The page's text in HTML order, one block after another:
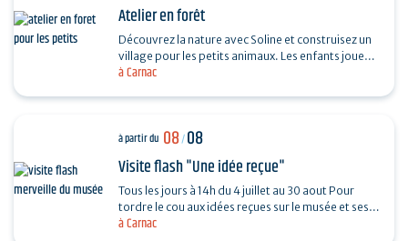
à Carnac
Atelier en forêt
Découvrez la nature avec Soline et construisez un
village pour les petits animaux. Les enfants jouent
et participent à diverses activités au cœur de…
à Carnac
à partir du 08/08
Visite flash "Une idée reçue"
Tous les jours à 14h du 4 juillet au 30 aout Pour
tordre le cou aux idées reçues sur le musée et ses
collections, piochez au hasard une question et…